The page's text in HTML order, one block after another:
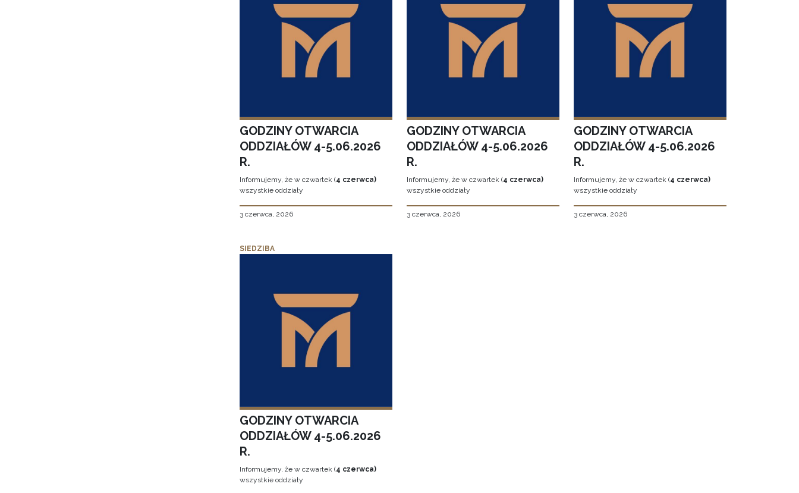
GODZINY OTWARCIA
ODDZIAŁÓW 4-5.06.2026
R.
Informujemy, że w czwartek (4 czerwca)
wszystkie oddziały
3 czerwca, 2026
GODZINY OTWARCIA
ODDZIAŁÓW 4-5.06.2026
R.
Informujemy, że w czwartek (4 czerwca)
wszystkie oddziały
3 czerwca, 2026
GODZINY OTWARCIA
ODDZIAŁÓW 4-5.06.2026
R.
Informujemy, że w czwartek (4 czerwca)
wszystkie oddziały
3 czerwca, 2026
SIEDZIBA
GODZINY OTWARCIA
ODDZIAŁÓW 4-5.06.2026
R.
Informujemy, że w czwartek (4 czerwca)
wszystkie oddziały